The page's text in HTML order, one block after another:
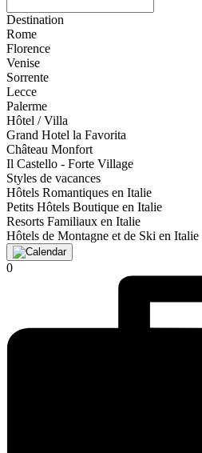
Destination
Rome
Florence
Venise
Sorrente
Lecce
Palerme
Hôtel / Villa
Grand Hotel la Favorita
Château Monfort
Il Castello - Forte Village
Styles de vacances
Hôtels Romantiques en Italie
Petits Hôtels Boutique en Italie
Resorts Familiaux en Italie
Hôtels de Montagne et de Ski en Italie
0